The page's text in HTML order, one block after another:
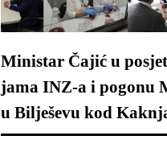
Ministar Čajić u
jama INZ-a i pogonu
u Bilješevu kod